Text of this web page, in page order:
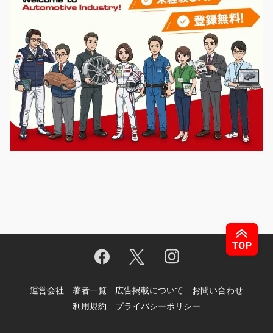
運営会社 著者一覧 広告掲載について
お問い合わせ
利用規約
プライバシーポリシー